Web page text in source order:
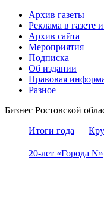
Архив газеты
Реклама в газете
Архив сайта
Мероприятия
Подписка
Об издании
Правовая
Разное
Бизнес Ростовской
Итоги года
20-лет «Города N»